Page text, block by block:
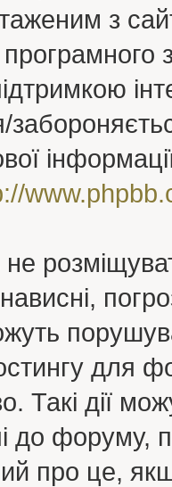
з
для
Такі дії
до форуму,
про це,